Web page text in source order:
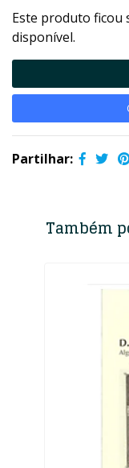
Este produto ficou
disponível.
Partilhar:
Também